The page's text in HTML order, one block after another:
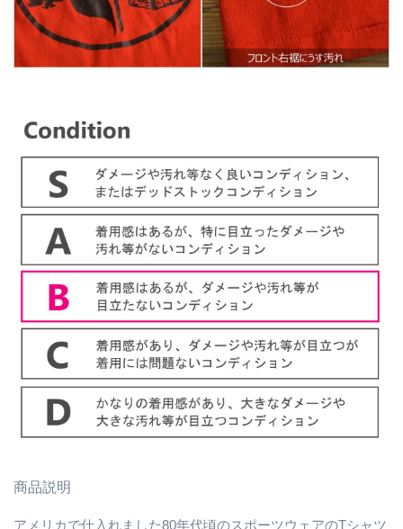
商品説明
アメリカで仕入れました80年代頃のスポーツウェアのTシャツ